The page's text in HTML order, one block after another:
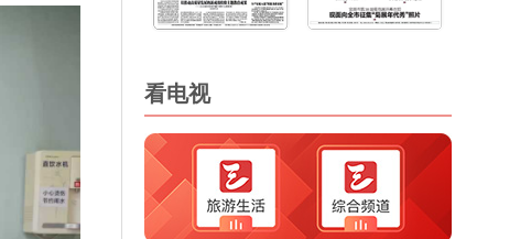
看电视